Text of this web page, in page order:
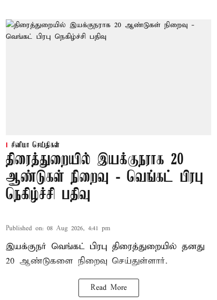
சினிமா செய்திகள்
திரைத்துறையில் இயக்குநராக 20
ஆண்டுகள் நிறைவு - வெங்கட் பிரபு
நெகிழ்ச்சி பதிவு
Published on: 08 Aug 2026, 4:41 pm
இயக்குநர் வெங்கட் பிரபு திரைத்துறையில் தனது
20 ஆண்டுகளை நிறைவு செய்துள்ளார்.
Read More